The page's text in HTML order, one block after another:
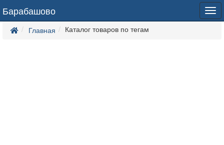
Барабашово
Главная Каталог товаров по тегам